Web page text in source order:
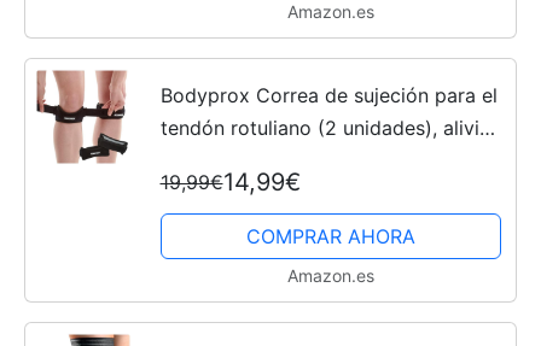
Amazon.es
Bodyprox Correa de sujeción para el
tendón rotuliano (2 unidades), alivio
senderismo, fútbol, baloncesto,
correr, saltar,...
19,99€14,99€
COMPRAR AHORA
Amazon.es